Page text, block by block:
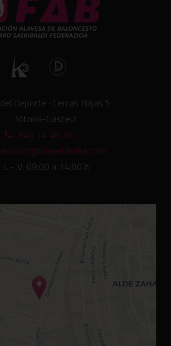
Deporte · Cercas Bajas 5
Vitoria-Gasteiz
945 14 46 26
L - V: 09:00 a 14:00 h